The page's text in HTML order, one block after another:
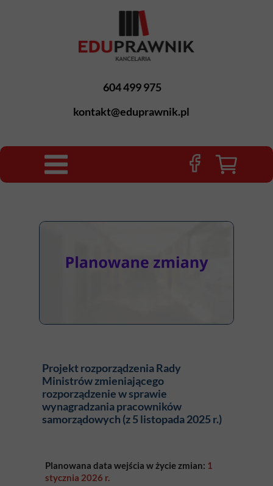
Projekt rozporządzenia Rady
Ministrów zmieniającego
rozporządzenie w sprawie
wynagradzania pracowników
samorządowych (z 5 listopada 2025 r.)
Planowana data wejścia w życie zmian: 1
stycznia 2026 r.
604 499 975
kontakt@eduprawnik.pl